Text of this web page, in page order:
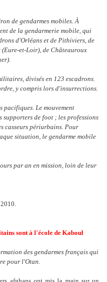
de gendarmes mobiles. À
de la gendarmerie mobile, qui
d'Orléans et de Pithiviers, de
et-Loir), de Châteauroux
divisés en 123 escadrons.
y compris lors d'insurrections.
pacifiques. Le mouvement
de foot ; les professions
casseurs périurbains. Pour
situation, le gendarme mobile
par an en mission, loin de leur
.
sont à l'école de Kaboul
des gendarmes français qui
pour l'Otan.